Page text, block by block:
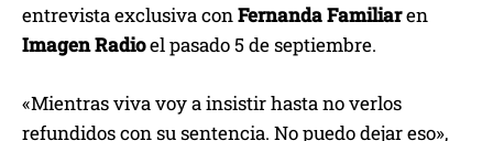
entrevista exclusiva conFernanda Familiaren
Imagen Radioel pasado 5 de septiembre.
«Mientras viva voy a insistir hasta no verlos
refundidos con su sentencia. No puedo dejar eso»,